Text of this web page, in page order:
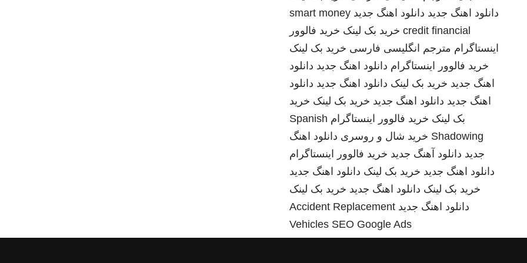
دانلود اهنگ جدید دانلود اهنگ جدید smart money
credit financial خرید بک لینک خرید فالوور
اینستاگرام مترجم انگلیسی فارسی خرید بک لینک
خرید فالوور اینستاگرام دانلود اهنگ جدید دانلود
اهنگ جدید خرید بک لینک دانلود اهنگ جدید دانلود
اهنگ جدید دانلود اهنگ جدید خرید بک لینک خرید
بک لینک خرید فالوور اینستاگرام Spanish
Shadowing خرید شال و روسری دانلود اهنگ
جدید دانلود آهنگ جدید خرید فالوور اینستاگرام
دانلود اهنگ جدید خرید بک لینک دانلود اهنگ جدید
خرید بک لینک دانلود اهنگ جدید خرید بک لینک
دانلود اهنگ جدید Accident Replacement
Vehicles SEO Google Ads